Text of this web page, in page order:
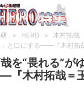
> HERO > 木村拓哉
」と口にする――『木村拓
を“畏れる”が
『木村拓哉＝